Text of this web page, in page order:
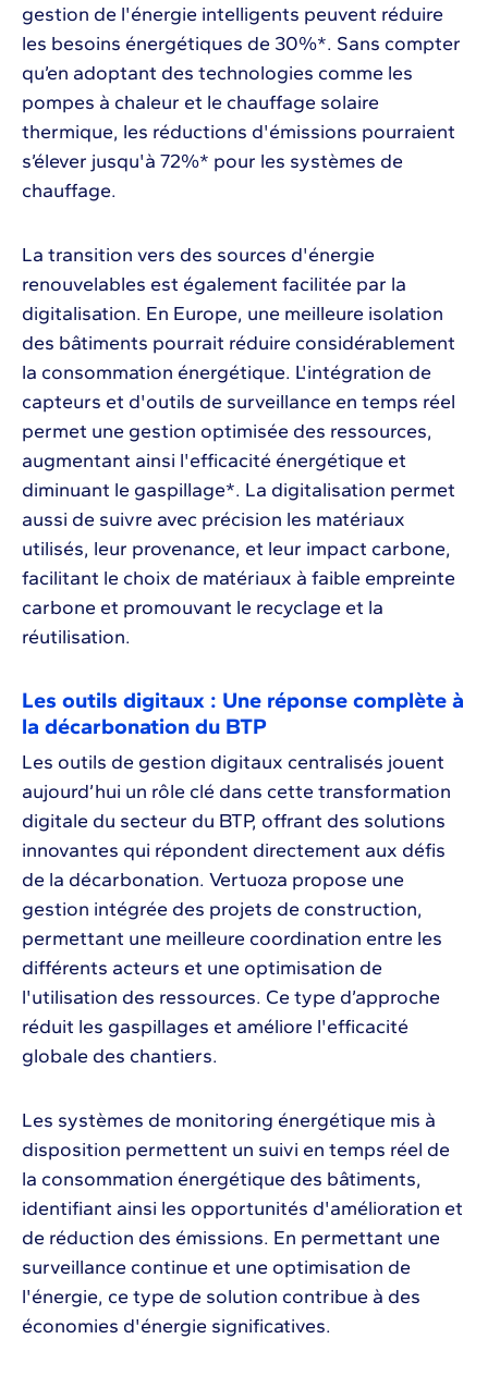
gestion de l'énergie intelligents peuvent réduire
les besoins énergétiques de 30%*​​. Sans compter
qu’en adoptant des technologies comme les
pompes à chaleur et le chauffage solaire
thermique, les réductions d'émissions pourraient
s’élever jusqu'à 72%* pour les systèmes de
chauffage​.
La transition vers des sources d'énergie
renouvelables est également facilitée par la
digitalisation. En Europe, une meilleure isolation
des bâtiments pourrait réduire considérablement
la consommation énergétique​. L'intégration de
capteurs et d'outils de surveillance en temps réel
permet une gestion optimisée des ressources,
augmentant ainsi l'efficacité énergétique et
diminuant le gaspillage*​. La digitalisation permet
aussi de suivre avec précision les matériaux
utilisés, leur provenance, et leur impact carbone,
facilitant le choix de matériaux à faible empreinte
carbone et promouvant le recyclage et la
réutilisation​​.
Les outils digitaux : Une réponse complète à
la décarbonation du BTP
Les outils de gestion digitaux centralisés jouent
aujourd’hui un rôle clé dans cette transformation
digitale du secteur du BTP, offrant des solutions
innovantes qui répondent directement aux défis
de la décarbonation. Vertuoza propose une
gestion intégrée des projets de construction,
permettant une meilleure coordination entre les
différents acteurs et une optimisation de
l'utilisation des ressources. Ce type d’approche
réduit les gaspillages et améliore l'efficacité
globale des chantiers.
Les systèmes de monitoring énergétique mis à
disposition permettent un suivi en temps réel de
la consommation énergétique des bâtiments,
identifiant ainsi les opportunités d'amélioration et
de réduction des émissions. En permettant une
surveillance continue et une optimisation de
l'énergie, ce type de solution contribue à des
économies d'énergie significatives.